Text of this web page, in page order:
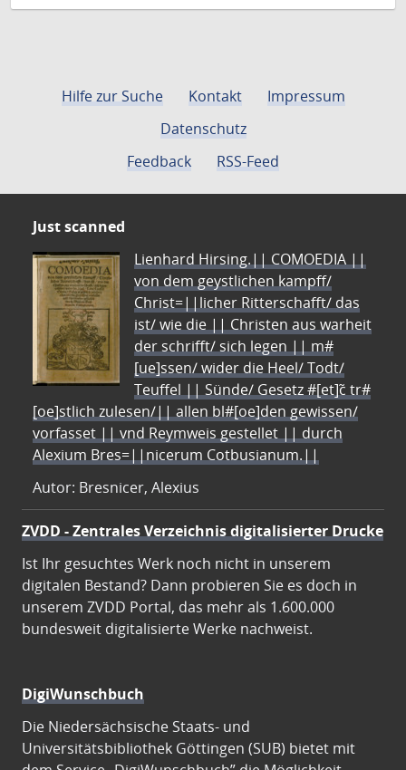
Hilfe zur Suche Kontakt
Impressum
Datenschutz
Feedback
RSS-Feed
Just scanned
Lienhard Hirsing.|| COMOEDIA ||
von dem geystlichen kampff/
Christ=||licher Ritterschafft/ das
ist/ wie die || Christen aus warheit
der schrifft/ sich legen || m#
[ue]ssen/ wider die Heel/ Todt/
Teuffel || Sünde/ Gesetz #[et]c̃ tr#
[oe]stlich zulesen/|| allen bl#[oe]den gewissen/
vorfasset || vnd Reymweis gestellet || durch
Alexium Bres=||nicerum Cotbusianum.||
Autor: Bresnicer, Alexius
ZVDD - Zentrales Verzeichnis digitalisierter Drucke
Ist Ihr gesuchtes Werk noch nicht in unserem
digitalen Bestand? Dann probieren Sie es doch in
unserem ZVDD Portal, das mehr als 1.600.000
bundesweit digitalisierte Werke nachweist.
DigiWunschbuch
Die Niedersächsische Staats- und
Universitätsbibliothek Göttingen (SUB) bietet mit